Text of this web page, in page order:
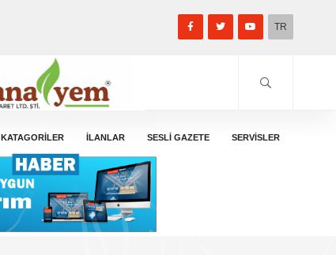
TR
KATAGORİLER İLANLAR SESLİ GAZETE SERVİSLER